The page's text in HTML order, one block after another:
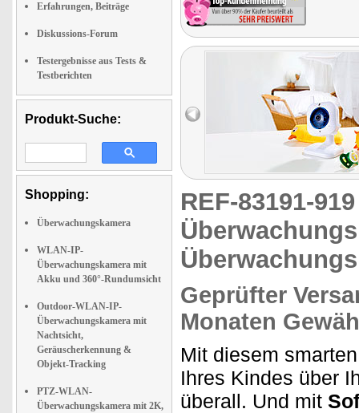
Erfahrungen, Beiträge
Diskussions-Forum
Testergebnisse aus Tests &
Testberichten
Produkt-Suche:
Shopping:
Überwachungskamera
WLAN-IP-
Überwachungskamera mit
Akku und 360°-Rundumsicht
Outdoor-WLAN-IP-
Überwachungskamera mit
Nachtsicht,
Geräuscherkennung &
Objekt-Tracking
PTZ-WLAN-
Überwachungskamera mit 2K,
REF-83191-
Geprüfter
Monaten
Mit diesem
Ihres Kindes über
überall. Und mit